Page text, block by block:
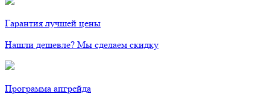
Гарантия лучшей цены
Нашли дешевле? Мы сделаем скидку
Программа апгрейда